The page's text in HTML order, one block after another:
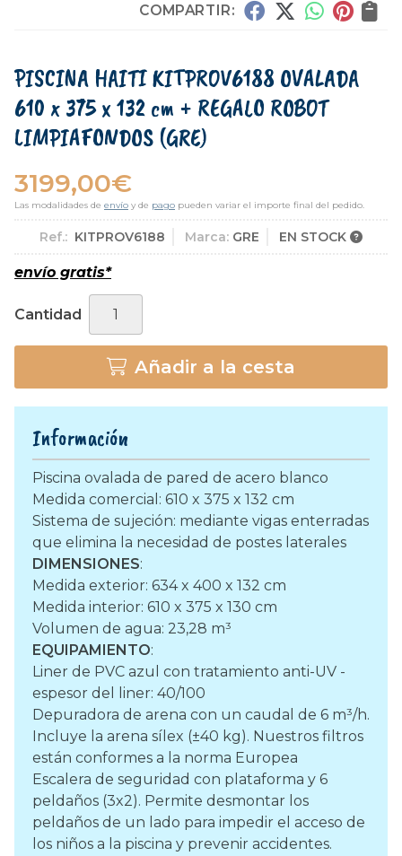
COMPARTIR:
PISCINA HAITI KITPROV6188 OVALADA
610 x 375 x 132 cm + REGALO ROBOT
LIMPIAFONDOS (GRE)
3199,00€
Las modalidades de envío y de pago pueden variar el importe final del pedido.
Ref.: KITPROV6188 Marca: GRE EN STOCK
envío gratis*
Cantidad
Añadir a la cesta
Información
Piscina ovalada de pared de acero blanco
Medida comercial: 610 x 375 x 132 cm
Sistema de sujeción: mediante vigas enterradas
que elimina la necesidad de postes laterales
DIMENSIONES:
Medida exterior: 634 x 400 x 132 cm
Medida interior: 610 x 375 x 130 cm
Volumen de agua: 23,28 m³
EQUIPAMIENTO:
Liner de PVC azul con tratamiento anti-UV -
espesor del liner: 40/100
Depuradora de arena con un caudal de 6 m³/h.
Incluye la arena sílex (±40 kg). Nuestros filtros
están conformes a la norma Europea
Escalera de seguridad con plataforma y 6
peldaños (3x2). Permite desmontar los
peldaños de un lado para impedir el acceso de
los niños a la piscina y prevenir accidentes.